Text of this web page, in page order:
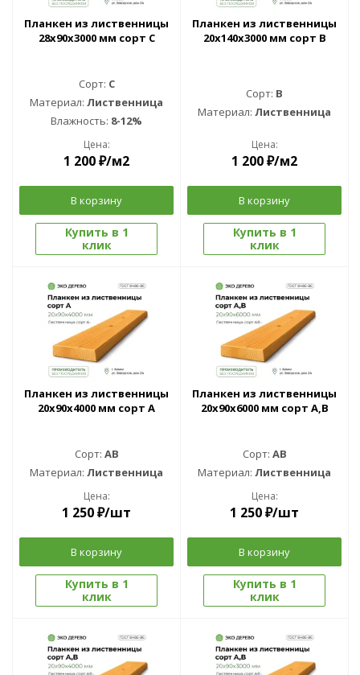
Планкен из лиственницы
28x90x3000 мм сорт С
Сорт: C
Материал: Лиственница
Влажность: 8-12%
Цена:
1 200₽/м2
В корзину
Купить в 1
клик
Планкен из лиственницы
20x140x3000 мм сорт B
Сорт: B
Материал: Лиственница
Цена:
1 200₽/м2
В корзину
Купить в 1
клик
Планкен из лиственницы
20x90x4000 мм сорт A
Сорт: AB
Материал: Лиственница
Цена:
1 250₽/шт
В корзину
Купить в 1
клик
Планкен из лиственницы
20x90x6000 мм сорт A,B
Сорт: AB
Материал: Лиственница
Цена:
1 250₽/шт
В корзину
Купить в 1
клик